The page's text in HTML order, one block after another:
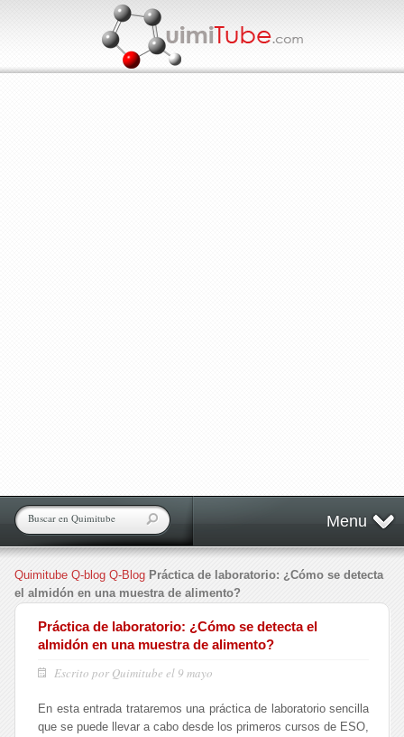
Menu
Quimitube Q-blog Q-Blog Práctica de laboratorio: ¿Cómo se detecta
el almidón en una muestra de alimento?
Práctica de laboratorio: ¿Cómo se detecta el
almidón en una muestra de alimento?
Escrito por Quimitube el 9 mayo
En esta entrada trataremos una práctica de laboratorio sencilla
que se puede llevar a cabo desde los primeros cursos de ESO,